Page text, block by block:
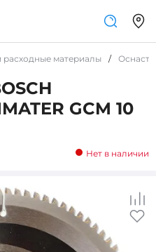
расходные материалы /
GCM 10
Нет в наличии